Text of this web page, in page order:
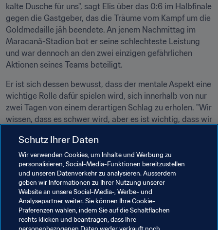
kalte Dusche für uns", sagt Elis über das 0:6 im Halbfinale
gegen die Gastgeber, das die Träume vom Kampf um die
Goldmedaille jäh beendete. An jenem Nachmittag im
Maracanã-Stadion bot er seine schlechteste Leistung
und war dennoch an den zwei einzigen gefährlichen
Aktionen seines Teams beteiligt.
Er ist sich dessen bewusst, dass der mentale Aspekt eine
wichtige Rolle dafür spielen wird, sich innerhalb von nur
zwei Tagen von einem derartigen Schlag zu erholen. "Wir
wissen, dass es schwer wird, aber es ist wichtig, dass wir
Das wird nötig sein, damit das beeindruckende
Angriffstrio, das er gemeinsam mit "der Schnelligkeit von
Romell Quioto und der Abschlussstärke von Antony
Lozano" bildet, weiterhin gute Ergebnisse zeitigt. Auf
dem Spiel steht nicht nur die erste Medaille für den
honduranischen, sondern für den mittelamerikanischen
Fussball insgesamt.
Schutz Ihrer Daten
Wir verwenden Cookies, um Inhalte und Werbung zu
personalisieren, Social-Media-Funktionen bereitzustellen
und unseren Datenverkehr zu analysieren. Ausserdem
geben wir Informationen zu Ihrer Nutzung unserer
Website an unsere Social-Media-, Werbe- und
Analysepartner weiter. Sie können Ihre Cookie-
Präferenzen wählen, indem Sie auf die Schaltflächen
rechts klicken und beantragen, dass Ihre